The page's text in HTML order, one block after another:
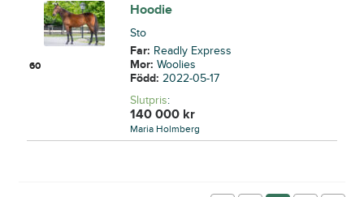
60
Hoodie
Sto
Far: Readly Express
Mor:Woolies
Född:2022-05-17
Slutpris:
140 000 kr
Maria Holmberg